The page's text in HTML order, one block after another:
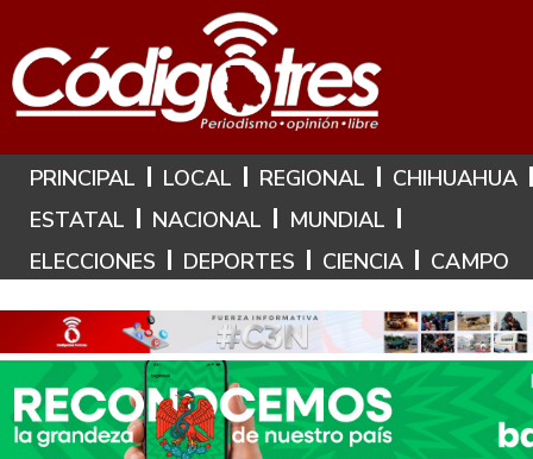
Hoy es: 9 de Agosto de 2026
PRINCIPAL LOCAL REGIONAL
CHIHUAHUA
ESTATAL
NACIONAL
MUNDIAL
ELECCIONES
DEPORTES CIENCIA CAMPO